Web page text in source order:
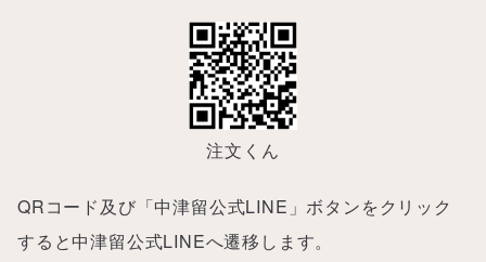
注文くん
QRコード及び「中津留公式LINE」ボタンをクリック
すると中津留公式LINEへ遷移します。